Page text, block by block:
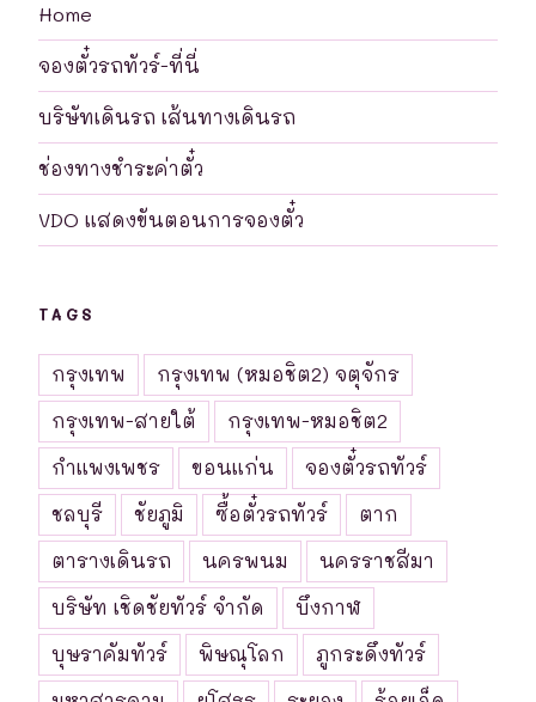
Home
จองตั๋วรถทัวร์-ที่นี่
บริษัทเดินรถ เส้นทางเดินรถ
ช่องทางชำระค่าตั๋ว
VDO แสดงขันตอนการจองตั๋ว
TAGS
กรุงเทพ
กรุงเทพ (หมอชิต2) จตุจักร
กรุงเทพ-สายใต้
กรุงเทพ-หมอชิต2
กำแพงเพชร
ขอนแก่น
จองตั๋วรถทัวร์
ชลบุรี
ชัยภูมิ ซื้อตั๋วรถทัวร์
ตาก
ตารางเดินรถ
นครพนม
นครราชสีมา
บริษัท เชิดชัยทัวร์ จำกัด
บึงกาฬ
บุษราคัมทัวร์
พิษณุโลก
ภูกระดึงทัวร์